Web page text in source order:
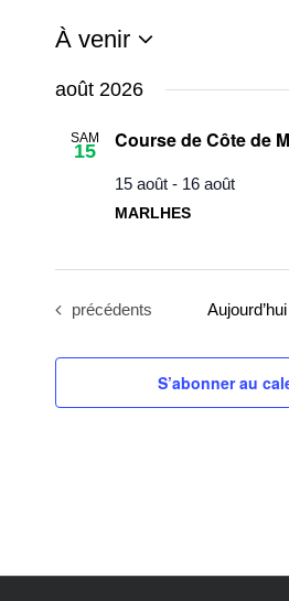
À venir
Sélectionnez
date.
août 2026
SAM
15 Course de Côte de
15 août- 16 août
MARLHES
Évènements
précédents Aujourd’hui
S’abonner au